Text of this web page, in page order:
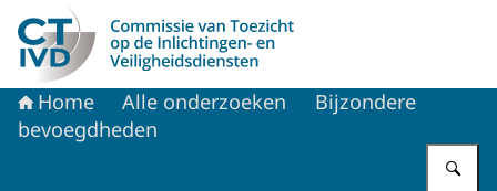
Naar de homepage van CTIVD
Home Alle onderzoeken
Bijzondere
bevoegdheden